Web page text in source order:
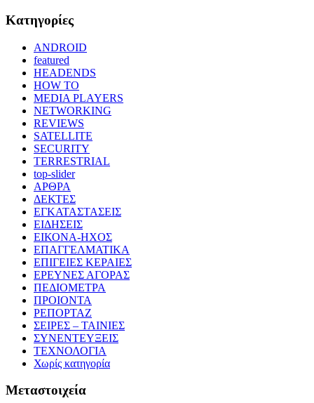
Kατηγορίες
ANDROID
featured
HEADENDS
HOW TO
MEDIA PLAYERS
NETWORKING
REVIEWS
SATELLITE
SECURITY
TERRESTRIAL
top-slider
ΑΡΘΡΑ
ΔΕΚΤΕΣ
ΕΓΚΑΤΑΣΤΑΣΕΙΣ
ΕΙΔΗΣΕΙΣ
ΕΙΚΟΝΑ-ΗΧΟΣ
ΕΠΑΓΓΕΛΜΑΤΙΚΑ
ΕΠΙΓΕΙΕΣ ΚΕΡΑΙΕΣ
ΕΡΕΥΝΕΣ ΑΓΟΡΑΣ
ΠΕΔΙΟΜΕΤΡΑ
ΠΡΟΙΟΝΤΑ
ΡΕΠΟΡΤΑΖ
ΣΕΙΡΕΣ – ΤΑΙΝΙΕΣ
ΣΥΝΕΝΤΕΥΞΕΙΣ
ΤΕΧΝΟΛΟΓΙΑ
Χωρίς κατηγορία
Μεταστοιχεία